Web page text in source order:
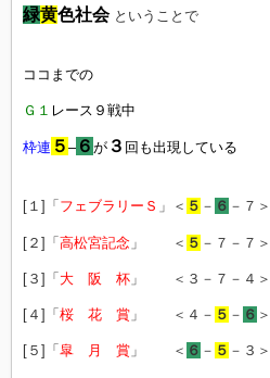
緑黄色社会 ということで
ココまでの
Ｇ１ レース９戦中
枠連 ５ – ６ が ３ 回も出現している
[１]「 フェブラリーＳ 」＜ ５ － ６ －７＞
[２]「 高松宮記念 」 ＜ ５ －７－７＞
[３]「 大 阪 杯 」 ＜３－７－４＞
[４]「 桜 花 賞 」 ＜４－ ５ － ６ ＞
[５]「 皐 月 賞 」 ＜ ６ － ５ －３＞